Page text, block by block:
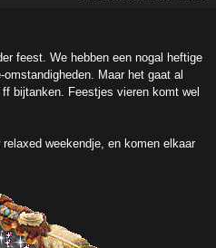
feest. We hebben een nogal heftige
Maar het gaat al
bijtanken. Feestjes vieren komt wel
weekendje, en komen elkaar